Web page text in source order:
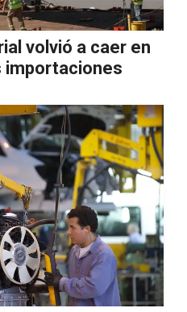
volvió a caer en
importaciones